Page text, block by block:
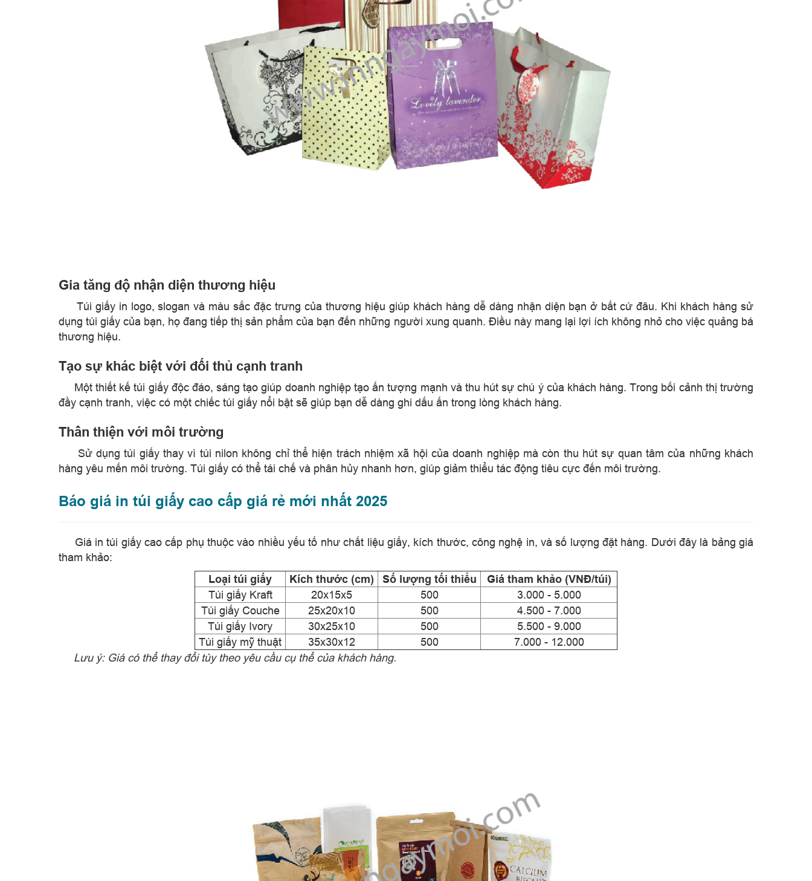
Gia tăng độ nhận diện thương hiệu
Túi giấy in logo, slogan và màu sắc đặc trưng của thương hiệu giúp khách hàng dễ dàng nhận diện bạn ở bất cứ đâu. Khi khách hàng sử
dụng túi giấy của bạn, họ đang tiếp thị sản phẩm của bạn đến những người xung quanh. Điều này mang lại lợi ích không nhỏ cho việc quảng bá
thương hiệu.
Tạo sự khác biệt với đối thủ cạnh tranh
Một thiết kế túi giấy độc đáo, sáng tạo giúp doanh nghiệp tạo ấn tượng mạnh và thu hút sự chú ý của khách hàng. Trong bối cảnh thị trường
đầy cạnh tranh, việc có một chiếc túi giấy nổi bật sẽ giúp bạn dễ dàng ghi dấu ấn trong lòng khách hàng.
Thân thiện với môi trường
Sử dụng túi giấy thay vì túi nilon không chỉ thể hiện trách nhiệm xã hội của doanh nghiệp mà còn thu hút sự quan tâm của những khách
hàng yêu mến môi trường. Túi giấy có thể tái chế và phân hủy nhanh hơn, giúp giảm thiểu tác động tiêu cực đến môi trường.
Báo giá in túi giấy cao cấp giá rẻ mới nhất 2025
Giá in túi giấy cao cấp phụ thuộc vào nhiều yếu tố như chất liệu giấy, kích thước, công nghệ in, và số lượng đặt hàng. Dưới đây là bảng giá
tham khảo:
Loại túi giấy
Kích thước (cm) Số lượng tối thiểu
Giá tham khảo (VNĐ/túi)
Túi giấy Kraft
20x15x5 500
3.000 - 5.000
Túi giấy Couche
25x20x10 500
4.500 - 7.000
Túi giấy Ivory
30x25x10 500
5.500 - 9.000
Túi giấy mỹ thuật
35x30x12 500
7.000 - 12.000
Lưu ý: Giá có thể thay đổi tùy theo yêu cầu cụ thể của khách hàng.